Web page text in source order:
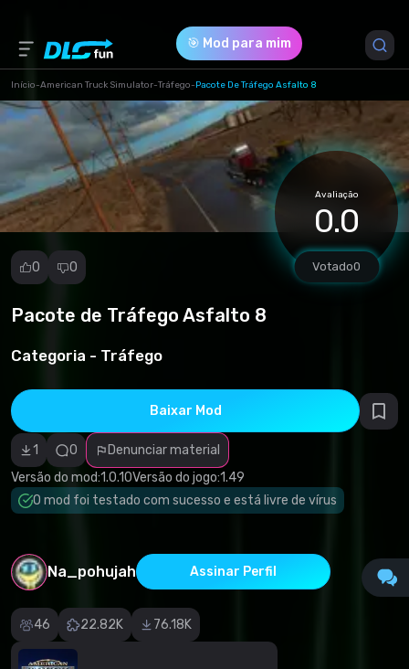
🎯 Mod para mim
Início-American Truck Simulator-Tráfego-Pacote De Tráfego Asfalto 8
Avaliação
0.0
Votado0
0 0
Pacote de Tráfego Asfalto 8
Categoria - Tráfego
Baixar Mod
1 0
Denunciar material
Versão do mod:1.0.10Versão do jogo:1.49
O mod foi testado com sucesso e está livre de vírus
Na_pohujah Assinar Perfil
46 22.82K 76.18K
Denunciar
incorreta
Software
malicioso/vírus
Conteúdo não
funcional
Descrição
Versão do Jogo *
1.49 (289e4845d1ca1bf5cc0d2e4aa448ddd5.scs)
Download (197.14 Mb)